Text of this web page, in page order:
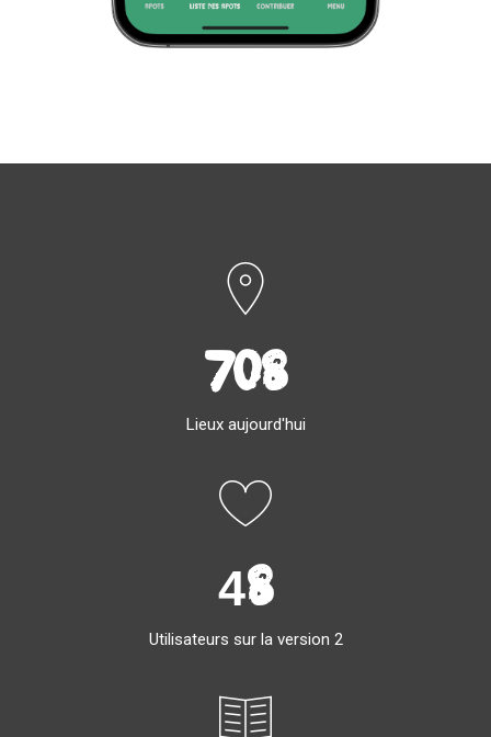
708
Lieux aujourd'hui
48
Utilisateurs sur la version 2